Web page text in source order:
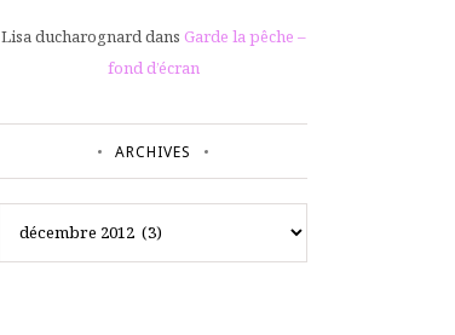
Lisa ducharognard dans Garde la pêche –
fond d’écran
ARCHIVES